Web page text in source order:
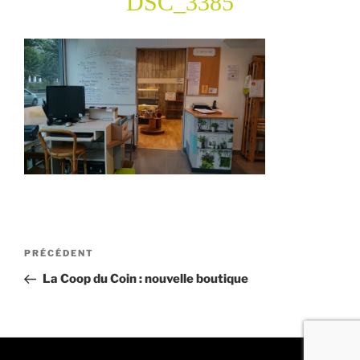
Navigation
de
Article
précédent
PRÉCÉDENT
La Coop du Coin : nouvelle boutique